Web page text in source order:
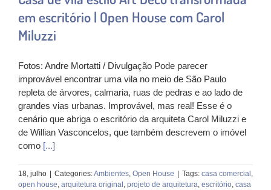
em escritório | Open House com Carol
Miluzzi
Fotos: Andre Mortatti / Divulgação Pode parecer
improvável encontrar uma vila no meio de São Paulo
repleta de árvores, calmaria, ruas de pedras e ao lado de
grandes vias urbanas. Improvável, mas real! Esse é o
cenário que abriga o escritório da arquiteta Carol Miluzzi e
de Willian Vasconcelos, que também descrevem o imóvel
como [...]
18, julho | Categories:Ambientes Open House | Tags: casa comercial
open house arquitetura original projeto de arquitetura escritório casa